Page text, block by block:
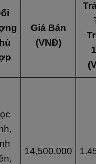
Giá Bán
(VNĐ)
14,500,000